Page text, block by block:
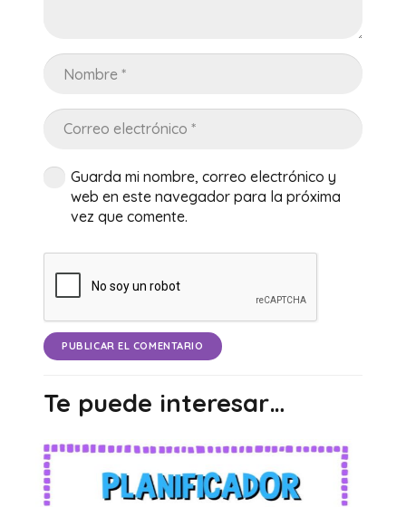
Guarda mi nombre, correo electrónico y
web en este navegador para la próxima
vez que comente.
PUBLICAR EL COMENTARIO
Te puede interesar…